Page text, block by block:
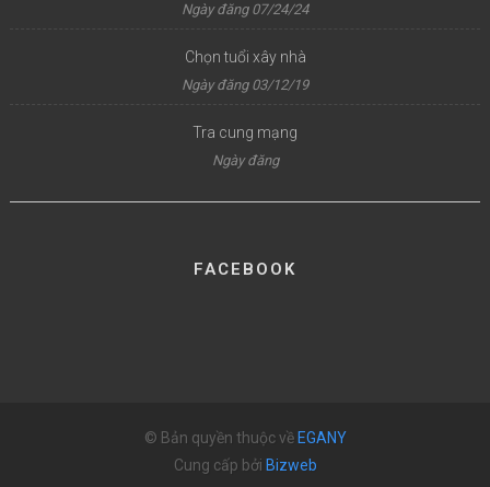
Ngày đăng 07/24/24
Chọn tuổi xây nhà
Ngày đăng 03/12/19
Tra cung mạng
Ngày đăng
FACEBOOK
© Bản quyền thuộc về EGANY
Cung cấp bởi Bizweb